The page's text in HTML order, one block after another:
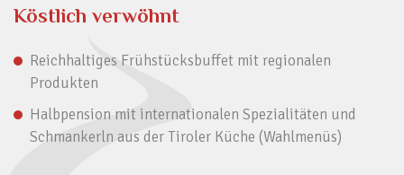
Köstlich verwöhnt
Reichhaltiges Frühstücksbuffet mit regionalen
Produkten
Halbpension mit internationalen Spezialitäten und
Schmankerln aus der Tiroler Küche (Wahlmenüs)